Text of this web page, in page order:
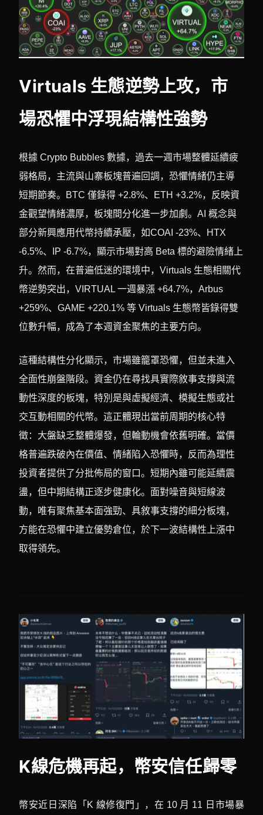
Virtuals 生態逆勢上攻，市
場恐懼中浮現結構性強勢
根據 Crypto Bubbles 數據，過去一週市場整體延續疲
弱格局，主流與山寨板塊普遍回調，恐懼情緒仍主導
短期節奏。BTC 僅錄得 +2.8%、ETH +3.2%，反映資
金觀望情緒濃厚，板塊間分化進一步加劇。AI 概念與
部分新興應用代幣持續承壓，如COAI -23%、HTX
-6.5%、IP -6.7%，顯示市場對高 Beta 標的避險情緒上
升。然而，在普遍低迷的環境中，Virtuals 生態相關代
幣逆勢突出，VIRTUAL 一週暴漲 +64.7%，Arbus
+259%、GAME +220.1% 等 Virtuals 生態幣皆錄得雙
位數升幅，成為了本週資金聚焦的主要方向。
這種結構性分化顯示，市場雖籠罩恐懼，但並未進入
全面性崩盤階段。資金仍在尋找具實際敘事支撐與流
動性深度的板塊，特別是與虛擬經濟、模擬生態或社
交互動相關的代幣。這正體現出當前周期的核心特
徵：大盤缺乏整體爆發，但輪動機會依舊明確。當價
格普遍跌破內在價值、情緒陷入恐懼時，反而為理性
投資者提供了分批佈局的窗口。短期內雖可能延續震
盪，但中期結構正逐步健康化。面對噪音與短線波
動，唯有聚焦基本面強勁、具敘事支撐的細分板塊，
方能在恐懼中建立優勢倉位，於下一波結構性上漲中
取得領先。
K線危機再起，幣安信任歸零
幣安近日深陷「K 線修復門」，在 10 月 11 日市場暴